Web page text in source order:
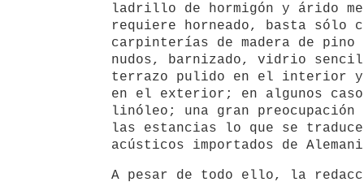
ladrillo de hormigón y árido
requiere horneado, basta sólo
carpinterías de madera de
nudos, barnizado, vidrio
terrazo pulido en el interior y
en el exterior; en algunos
linóleo; una gran
las estancias lo que se
acústicos importados de
A pesar de todo ello, la